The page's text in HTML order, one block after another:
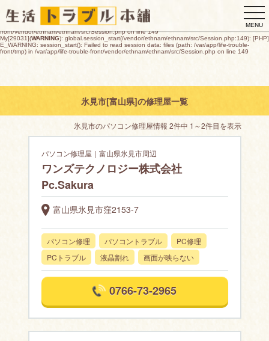
E_WARNING: session_start(): open(/var/app/life-trouble-
front/tmp/sess_f68269fad45fb42fc7aa85b71c10fb8fd42348c9cd348699ff327d6b4bd5618f,
O_RDWR) failed: デバイスに空き領域がありません (28) in /var/app/life-trouble-
front/vendor/ethnam/ethnam/src/Session.php on line 149
My[29031](WARNING): global.session_start(/vendor/ethnam/ethnam/src/Session.php:149): [PHP]
E_WARNING: session_start(): Failed to read session data: files (path: /var/app/life-trouble-
front/tmp) in /var/app/life-trouble-front/vendor/ethnam/ethnam/src/Session.php on line 149
MENU
氷見市[富山県]の修理屋一覧
氷見市のパソコン修理屋情報 2件中 1～2件目を表示
パソコン修理屋｜富山県氷見市周辺
ワンズテクノロジー株式会社
Pc.Sakura
富山県氷見市窪2153-7
パソコン修理 パソコントラブル
PC修理
PCトラブル
液晶割れ 画面が映らない
0766-73-2965